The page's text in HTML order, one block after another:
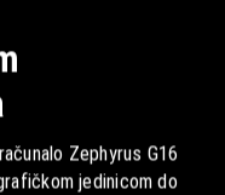
Zephyrus G16
jedinicom do